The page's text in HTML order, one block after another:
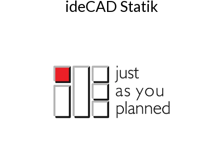
ideCAD Statik